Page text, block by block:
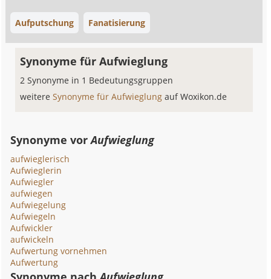
Aufputschung Fanatisierung
Synonyme für Aufwieglung
2 Synonyme in 1 Bedeutungsgruppen
weitereSynonyme für Aufwieglungauf Woxikon.de
Synonyme vorAufwieglung
aufwieglerisch
Aufwieglerin
Aufwiegler
aufwiegen
Aufwiegelung
Aufwiegeln
Aufwickler
aufwickeln
Aufwertung vornehmen
Aufwertung